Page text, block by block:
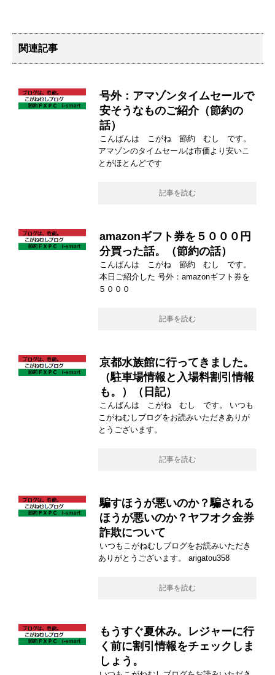
関連記事
号外：アマゾンタイムセールで
安そうなものご紹介（節約の
話）
こんばんは こがね 節約 むし です。
アマゾンのタイムセールは市価より安いこ
とがほとんどです
記事を読む
amazonギフト券を５０００円
分買った話。（節約の話）
こんばんは こがね 節約 むし です。
本日ご紹介した 号外：amazonギフト券を
５０００
記事を読む
京都水族館に行ってきました。
（駐車場情報と入場料割引情報
も。）（日記）
こんばんは こがね むし です。 いつも
こがねむしブログをお読みいただきありが
とうございます。
記事を読む
騙すほうが悪いのか？騙される
ほうが悪いのか？ヤフオク金券
詐欺について
いつもこがねむしブログをお読みいただき
ありがとうございます。 arigatou358
記事を読む
もうすぐ夏休み。レジャーに行
く前に割引情報をチェックしま
しょう。